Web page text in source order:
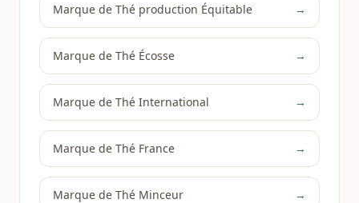
Marque de Thé production Équitable →
Marque de Thé Écosse →
Marque de Thé International →
Marque de Thé France →
Marque de Thé Minceur →